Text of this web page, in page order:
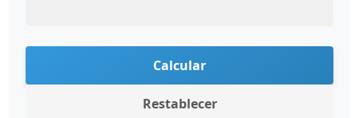
Calcular
Restablecer